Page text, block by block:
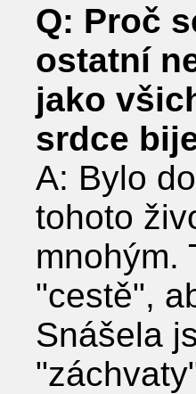
Q: Proč
ostatní
jako
srdce
A: Bylo
tohoto
mnohým.
"cestě",
Snášela